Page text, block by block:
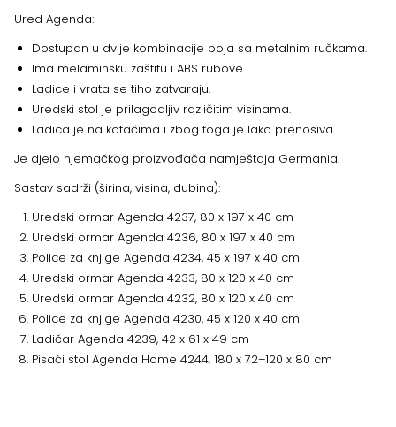
Ured Agenda:
Dostupan u dvije kombinacije boja sa metalnim ručkama.
Ima melaminsku zaštitu i ABS rubove.
Ladice i vrata se tiho zatvaraju.
Uredski stol je prilagodljiv različitim visinama.
Ladica je na kotačima i zbog toga je lako prenosiva.
Je djelo njemačkog proizvođača namještaja Germania.
Sastav sadrži (širina, visina, dubina):
Uredski ormar Agenda 4237, 80 x 197 x 40 cm
Uredski ormar Agenda 4236, 80 x 197 x 40 cm
Police za knjige Agenda 4234, 45 x 197 x 40 cm
Uredski ormar Agenda 4233, 80 x 120 x 40 cm
Uredski ormar Agenda 4232, 80 x 120 x 40 cm
Police za knjige Agenda 4230, 45 x 120 x 40 cm
Ladičar Agenda 4239, 42 x 61 x 49 cm
Pisaći stol Agenda Home 4244, 180 x 72–120 x 80 cm